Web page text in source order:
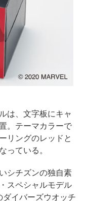
は、文字板にキャ
。テーマカラーで
リングのレッドと
っている。
シチズンの独自素
スペシャルモデル
イバーズウオッチ